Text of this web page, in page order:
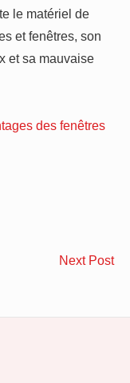
le matériel de
et fenêtres, son
et sa mauvaise
des fenêtres
Next Post